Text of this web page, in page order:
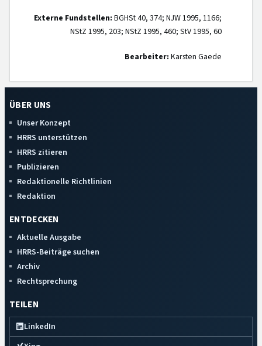
Externe Fundstellen: BGHSt 40, 374; NJW 1995, 1166;
NStZ 1995, 203; NStZ 1995, 460; StV 1995, 60
Bearbeiter: Karsten Gaede
ÜBER UNS
Unser Konzept
HRRS unterstützen
HRRS zitieren
Publizieren
Redaktionelle Richtlinien
Redaktion
ENTDECKEN
Aktuelle Ausgabe
HRRS-Beiträge suchen
Archiv
Rechtsprechung
TEILEN
LinkedIn